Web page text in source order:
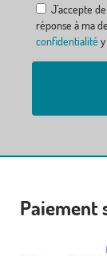
J´accepte
réponse à ma
confidentialité
Paiement